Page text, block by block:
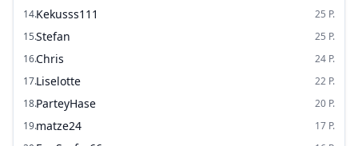
14.Kekusss111 25 P.
15.Stefan 25 P.
16.Chris 24 P.
17.Liselotte 22 P.
18.ParteyHase 20 P.
19.matze24 17 P.